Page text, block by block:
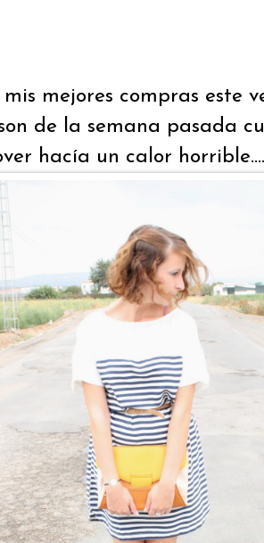
mejores compras este
de la semana pasada
hacía un calor horrible....